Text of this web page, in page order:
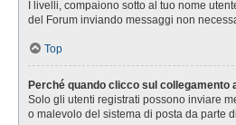
I livelli, compaiono sotto al tuo nome
del Forum inviando messaggi non
Top
Perché quando clicco sul collegamento
Solo gli utenti registrati possono inviare
o malevolo del sistema di posta da parte